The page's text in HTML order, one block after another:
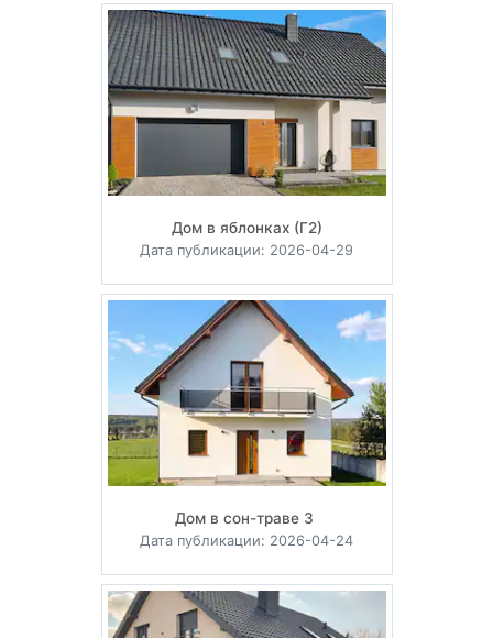
Дом в яблонках (Г2)
Дата публикации: 2026-04-29
Дом в сон-траве 3
Дата публикации: 2026-04-24